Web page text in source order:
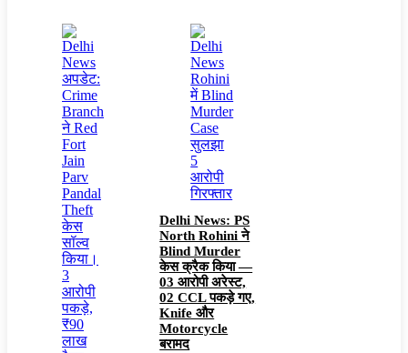
Delhi News: PS
North Rohini ने
Blind Murder
केस क्रैक किया —
03 आरोपी अरेस्ट,
02 CCL पकड़े गए,
Knife और
Motorcycle
बरामद